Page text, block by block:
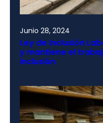
Junio 28, 2024
Ley de Inclusión
y mantiene el
inclusión